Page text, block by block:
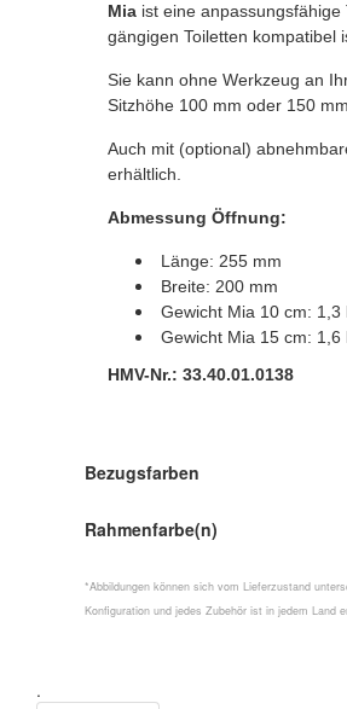
Mia ist eine
gängigen Toiletten kompatibel
Sie kann ohne Werkzeug an
Sitzhöhe 100 mm oder 150
Auch mit (optional)
erhältlich.
Abmessung Öffnung:
Länge: 255 mm
Breite: 200 mm
Gewicht Mia 10 cm: 1,3
Gewicht Mia 15 cm: 1,6
HMV-Nr.: 33.40.01.0138
Bezugsfarben
Rahmenfarbe(n)
*Abbildungen können sich vom Lieferzustand
Konfiguration und jedes Zubehör ist in jedem Land
.